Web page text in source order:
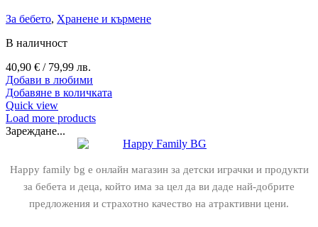
За бебето, Хранене и кърмене
В наличност
40,90 € / 79,99 лв.
Добави в любими
Добавяне в количката
Quick view
Load more products
Зареждане...
Happy family bg е онлайн магазин за детски играчки и продукти
за бебета и деца, който има за цел да ви даде най-добрите
предложения и страхотно качество на атрактивни цени.